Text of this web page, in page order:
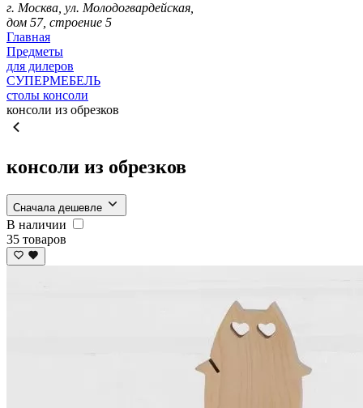
г. Москва, ул. Молодогвардейская,
дом 57, строение 5
Главная
Предметы
для дилеров
СУПЕРМЕБЕЛЬ
столы консоли
консоли из обрезков
консоли из обрезков
Сначала дешевле
В наличии
35 товаров